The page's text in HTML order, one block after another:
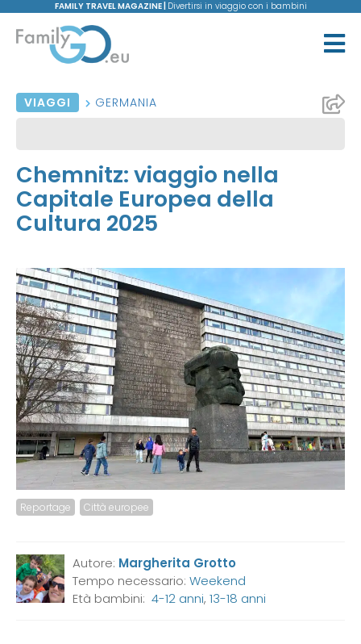
FAMILY TRAVEL MAGAZINE | Divertirsi in viaggio con i bambini
VIAGGI GERMANIA
Chemnitz: viaggio nella
Capitale Europea della
Cultura 2025
Reportage Città europee
Autore: Margherita Grotto
Tempo necessario: Weekend
Età bambini: 4-12 anni, 13-18 anni